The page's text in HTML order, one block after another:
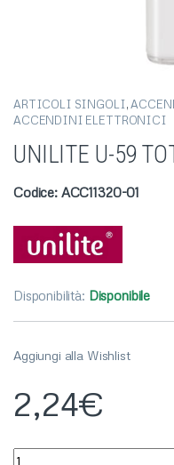
ARTICOLI SINGOLI,
ACCENDINI ELETTRONICI
UNILITE U-59
Codice: ACC11320-01
Disponibilità: Disponibile
Aggiungi alla Wishlist
2,24€
UNILITE U-59 TOTAL